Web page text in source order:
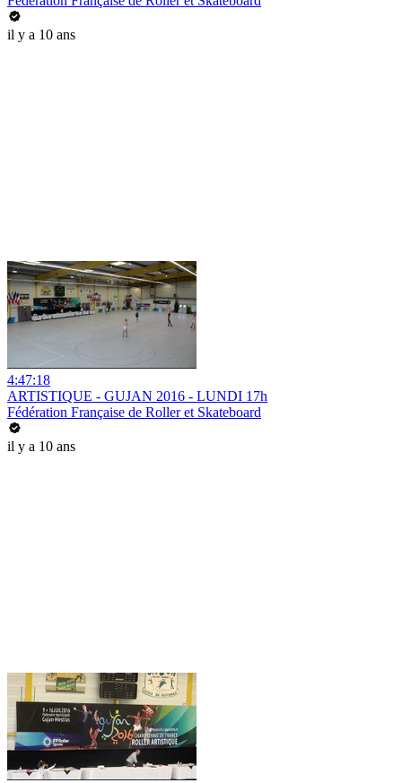
il y a 10 ans
4:47:18
ARTISTIQUE - GUJAN 2016 - LUNDI 17h
Fédération Française de Roller et Skateboard
il y a 10 ans